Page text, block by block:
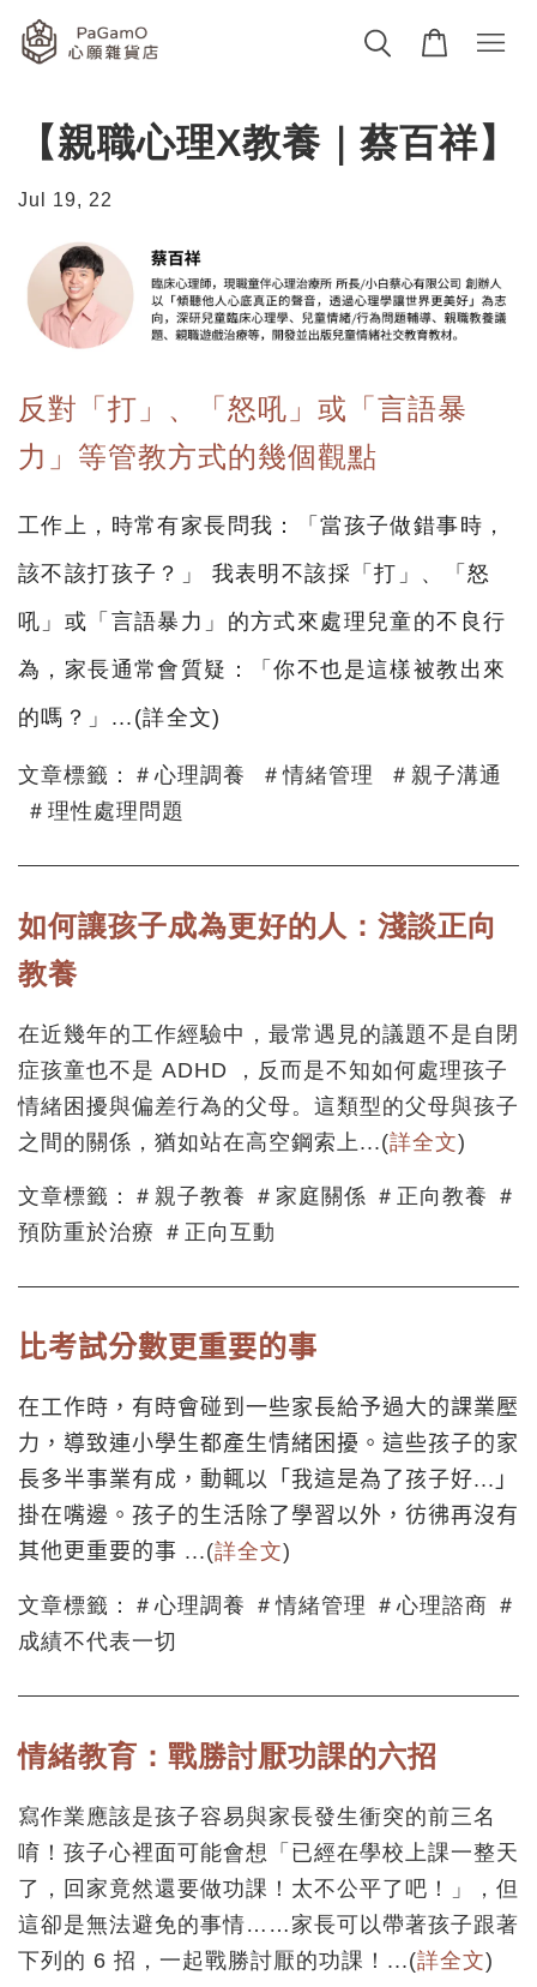
【親職心理X教養｜蔡百祥】
Jul 19, 22
反對「打」、「怒吼」或「言語暴
力」等管教方式的幾個觀點
工作上，時常有家長問我：「當孩子做錯事時，
該不該打孩子？」 我表明不該採「打」、「怒
吼」或「言語暴力」的方式來處理兒童的不良行
為，家長通常會質疑：「你不也是這樣被教出來
的嗎？」...(詳全文)
文章標籤：＃心理調養 ＃情緒管理 ＃親子溝通
＃理性處理問題
如何讓孩子成為更好的人：淺談正向
教養
在近幾年的工作經驗中，最常遇見的議題不是自閉
症孩童也不是 ADHD ，反而是不知如何處理孩子
情緒困擾與偏差行為的父母。這類型的父母與孩子
之間的關係，猶如站在高空鋼索上...(詳全文)
文章標籤：＃親子教養 ＃家庭關係 ＃正向教養 ＃
預防重於治療 ＃正向互動
比考試分數更重要的事
在工作時，有時會碰到一些家長給予過大的課業壓
力，導致連小學生都產生情緒困擾。這些孩子的家
長多半事業有成，動輒以「我這是為了孩子好...」
掛在嘴邊。孩子的生活除了學習以外， 彷彿再沒有
其他更重要的事 ...(詳全文)
文章標籤：＃心理調養 ＃情緒管理 ＃心理諮商 ＃
成績不代表一切
情緒教育：戰勝討厭功課的六招
寫作業應該是孩子容易與家長發生衝突的前三名
唷！孩子心裡面可能會想「已經在學校上課一整天
了，回家竟然還要做功課！太不公平了吧！」，但
這卻是無法避免的事情……家長可以帶著孩子跟著
下列的 6 招，一起戰勝討厭的功課！...(詳全文)